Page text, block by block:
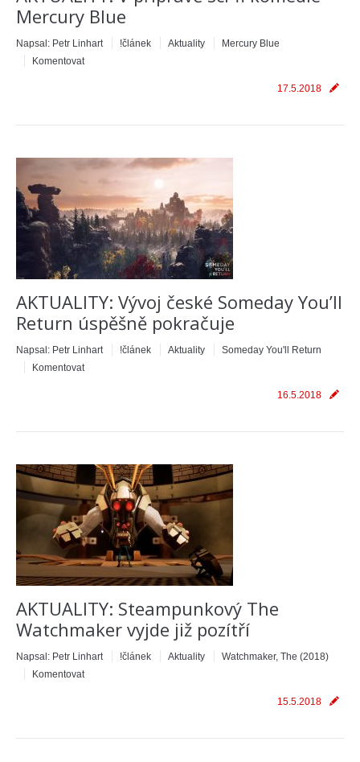
Mercury Blue
Napsal: Petr Linhart !článek Aktuality
Mercury Blue
Komentovat
17.5.2018
AKTUALITY: Vývoj české Someday You’ll
Return úspěšně pokračuje
Napsal: Petr Linhart !článek Aktuality
Someday You'll Return
Komentovat
16.5.2018
AKTUALITY: Steampunkový The
Watchmaker vyjde již pozítří
Napsal: Petr Linhart !článek Aktuality
Watchmaker, The (2018)
Komentovat
15.5.2018